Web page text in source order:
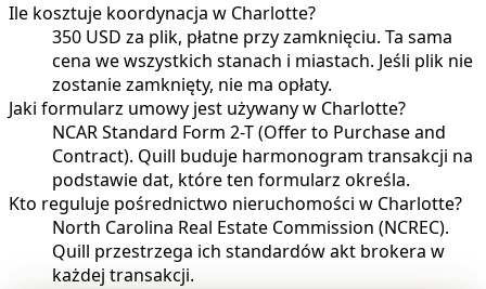
Ile kosztuje koordynacja w Charlotte?
350 USD za plik, płatne przy zamknięciu. Ta sama
cena we wszystkich stanach i miastach. Jeśli plik nie
zostanie zamknięty, nie ma opłaty.
Jaki formularz umowy jest używany w Charlotte?
NCAR Standard Form 2-T (Offer to Purchase and
Contract). Quill buduje harmonogram transakcji na
podstawie dat, które ten formularz określa.
Kto reguluje pośrednictwo nieruchomości w Charlotte?
North Carolina Real Estate Commission (NCREC).
Quill przestrzega ich standardów akt brokera w
każdej transakcji.